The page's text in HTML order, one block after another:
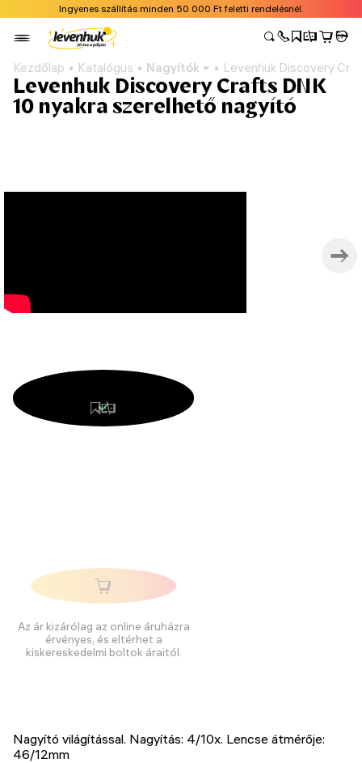
Ingyenes szállítás minden 50 000 Ft feletti rendelésnél.
Kezdőlap Katalógus Nagyítók Levenhuk Discovery
Levenhuk Discovery Crafts DNK
10 nyakra szerelhető nagyító
Az ár kizárólag az online áruházra
érvényes, és eltérhet a
kiskereskedelmi boltok áraitól.
Nagyító világítással. Nagyítás: 4/10x. Lencse átmérője:
46/12mm